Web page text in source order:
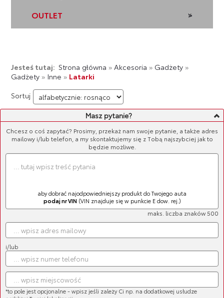
OUTLET
Jesteś tutaj: Strona główna »Akcesoria » Gadżety»
Gadżety» Inne » Latarki
Sortuj
LISTA PRODUKTÓW
Cena brutto:137,76 zł
Cena netto:112,00 zł
Masz pytanie?
Chcesz o coś zapytać? Prosimy, przekaż nam swoje pytanie, a także adres
mailowy i/lub telefon, a my skontaktujemy się z Tobą najszybciej jak to
będzie możliwe.
maks. liczba znaków 500
aby dobrać najodpowiedniejszy produkt do Twojego auta
podaj nr VIN(VIN znajduje się w punkcie E dow. rej.)
i/lub
*to pole jest opcjonalne - wpisz jeśli zależy Ci np. na dodatkowej usłudze